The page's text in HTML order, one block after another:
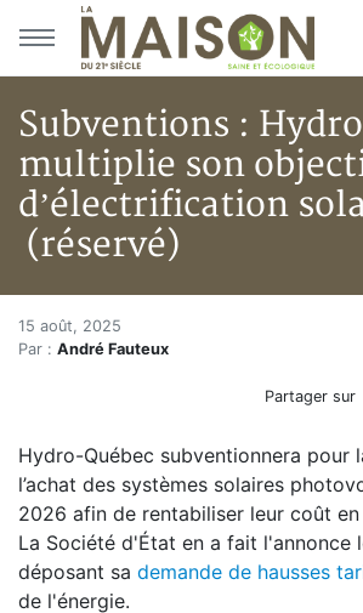
Aller au menu principal
Aller au contenu principal
Subventions : Hydro
multiplie son
d’électrification
(réservé)
Accueil
Articles
Subventions : Hydro multiplie
Subventions :
15 août, 2025
Par : André Fauteux
Partager sur
Hydro-Québec subventionnera pour
l’achat des systèmes solaires
2026 afin de rentabiliser leur coût
La Société d'État en a fait l'annonce
déposant sa demande de hausses
de l'énergie.